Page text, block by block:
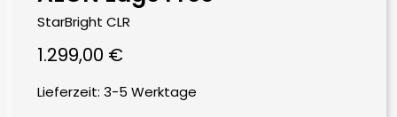
StarBright CLR
1.299,00 €
Lieferzeit: 3-5 Werktage